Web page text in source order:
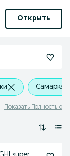
Открыть
Показать Полностью